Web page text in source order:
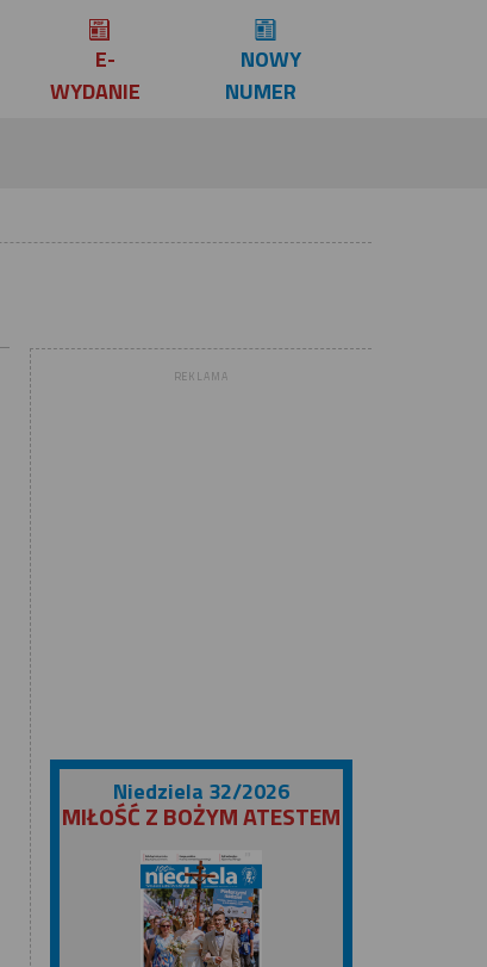
E-
WYDANIE
NOWY
NUMER
REKLAMA
Niedziela 32/2026
MIŁOŚĆ Z BOŻYM ATESTEM